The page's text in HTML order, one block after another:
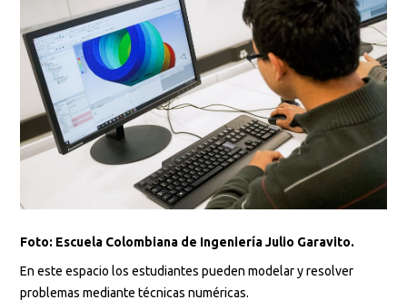
Foto: Escuela Colombiana de Ingeniería Julio Garavito.
En este espacio los estudiantes pueden modelar y resolver
problemas mediante técnicas numéricas.